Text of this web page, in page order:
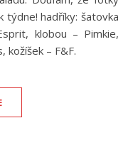
hadříky: šatovka
klobou – Pimkie,
kožíšek – F&F.